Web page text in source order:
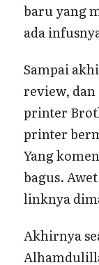
baru yang
ada
Sampai
review,
printer
printer
Yang
bagus.
linknya
Akhirnya